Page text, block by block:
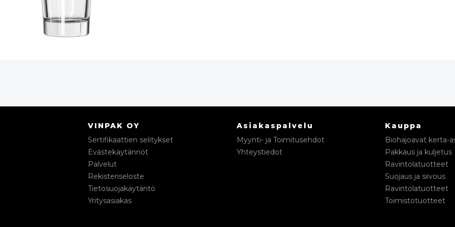
VINPAK OY
Sertifikaattien selitykset
Evästekäytännöt
Palvelut
Rekisteriseloste
Tietosuojakäytäntö
Yritysasiakas
Asiakaspalvelu
Myynti- ja Toimitusehdot
Yhteystiedot
Kauppa
Biohajoavat kerta-
Pakkaus ja kuljetus
Ravintolatuotteet
Suojaus ja siivous
Ravintolatuotteet
Toimistotuotteet